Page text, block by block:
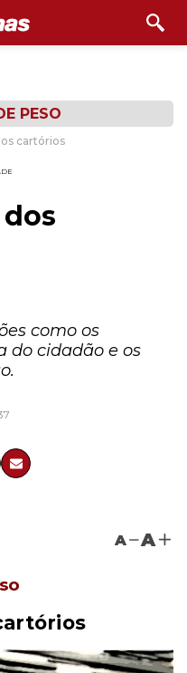
PESO
cartórios
como os
do cidadão e os
A A